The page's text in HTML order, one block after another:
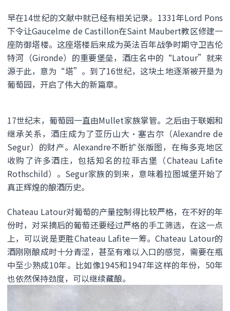
早在14世纪的文献中就已经有相关记录。1331年Lord Pons
下令让Gaucelme de Castillon在Saint Maubert教区修建一
座防御塔楼。这座塔楼后来成为英法百年战争时期守卫吉伦
特河（Gironde）的重要堡垒，酒庄名中的“Latour”就来
源于此，意为“塔”。到了16世纪，这块土地逐渐被开垦为
葡萄园，开启了伟大的新篇章。
17世纪末，葡萄园一直由Mullet家族掌管。之后由于联姻和
继承关系，酒庄成为了亚历山大·塞古尔（Alexandre de
Segur）的财产。Alexandre不断扩张版图，在梅多克地区
收购了许多酒庄，包括知名的拉菲古堡（Chateau Lafite
Rothschild）。Segur家族的到来，意味着拉图城堡开始了
真正辉煌的酿酒历史。
Chateau Latour对葡萄的产量控制得比较严格，在不好的年
份时，对采摘后的葡萄还要经过严格的手工筛选，在这一点
上，可以说是更胜Chateau Lafite一筹。Chateau Latour的
酒刚刚酿成时十分青涩，甚至有难以入口的感觉，需要在瓶
中至少熟成10年。比如像1945和1947年这样的年份，50年
也依然保持劲度，可以继续藏酿。